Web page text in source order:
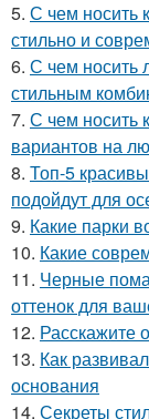
5. С чем носить
стильно и
6. С чем носить
стильным
7. С чем носить
вариантов на
8. Топ-5
подойдут для
9. Какие парки
10. Какие
11. Черные
оттенок для
12. Расскажите
13. Как
основания
14. Секреты